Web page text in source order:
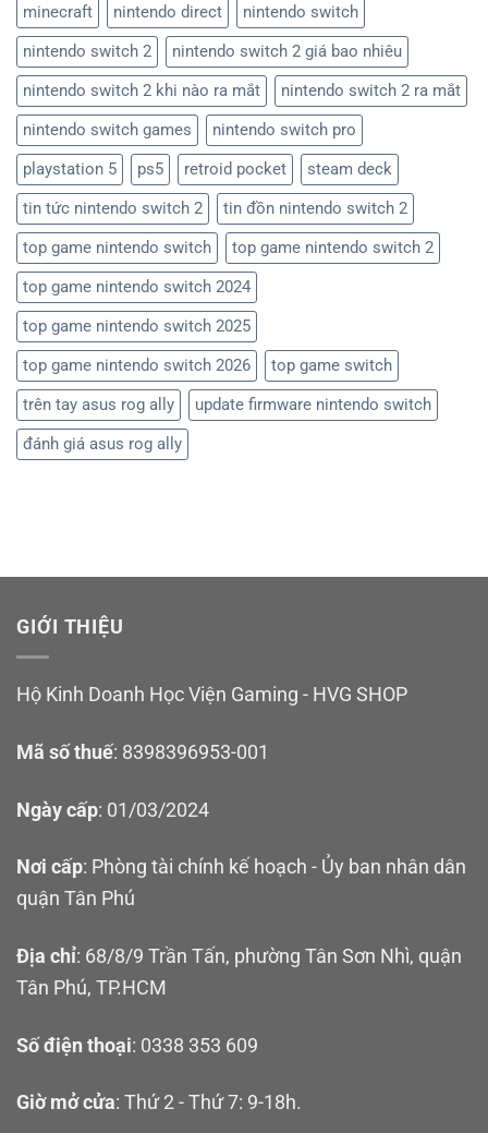
minecraft
nintendo direct
nintendo switch
nintendo switch 2
nintendo switch 2 giá bao nhiêu
nintendo switch 2 khi nào ra mắt
nintendo switch 2 ra mắt
nintendo switch games
nintendo switch pro
playstation 5
ps5 retroid pocket
steam deck
tin tức nintendo switch 2
tin đồn nintendo switch 2
top game nintendo switch
top game nintendo switch 2
top game nintendo switch 2024
top game nintendo switch 2025
top game nintendo switch 2026
top game switch
trên tay asus rog ally
update firmware nintendo switch
đánh giá asus rog ally
GIỚI THIỆU
Hộ Kinh Doanh Học Viện Gaming - HVG SHOP
Mã số thuế: 8398396953-001
Ngày cấp: 01/03/2024
Nơi cấp: Phòng tài chính kế hoạch - Ủy ban nhân dân
quận Tân Phú
Địa chỉ: 68/8/9 Trần Tấn, phường Tân Sơn Nhì, quận
Tân Phú, TP.HCM
Số điện thoại: 0338 353 609
Giờ mở cửa: Thứ 2 - Thứ 7: 9-18h.